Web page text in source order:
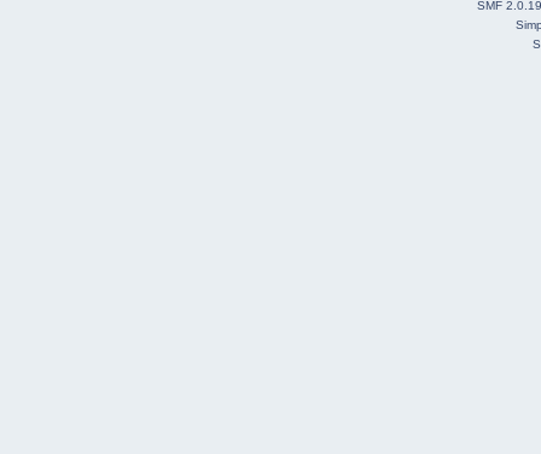
SMF 2.0.19